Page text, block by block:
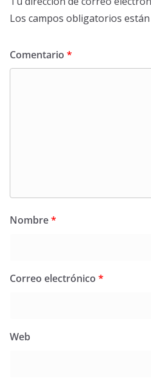
Los campos obligatorios
Comentario *
Nombre*
Correo electrónico *
Web